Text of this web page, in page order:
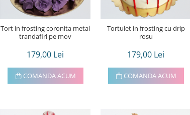
Tort in frosting coronita metal
trandafiri pe mov
179,00 Lei
COMANDA ACUM
Tortulet in frosting cu drip
rosu
179,00 Lei
COMANDA ACUM